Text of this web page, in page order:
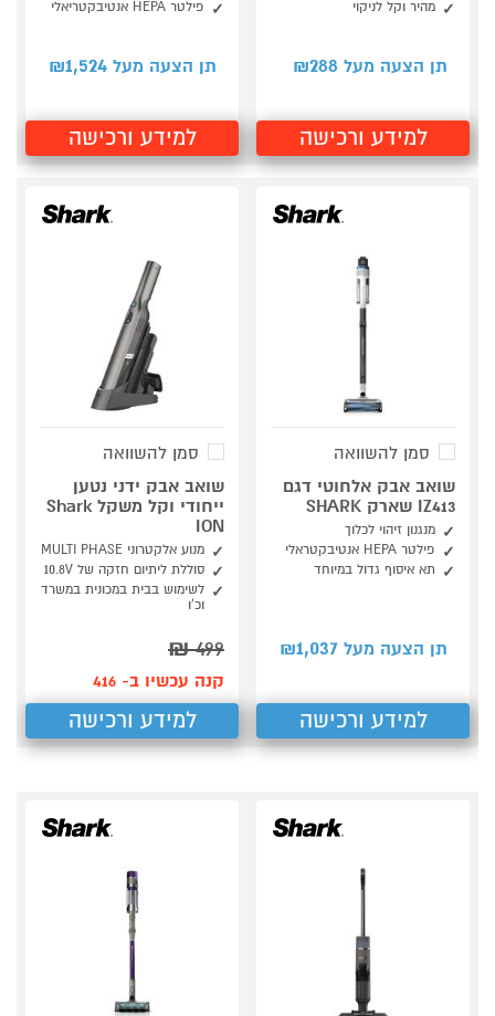
מהיר וקל לניקוי
תן הצעה מעל ₪ 288
למידע ורכישה
פילטר HEPA אנטיבקטריאלי
תן הצעה מעל ₪ 1,524
למידע ורכישה
סמן להשוואה
שואב אבק אלחוטי דגם
IZ413 שארק SHARK
מנגנון זיהוי לכלוך
פילטר HEPA אנטיבקטראלי
תא איסוף גדול במיוחד
תן הצעה מעל ₪ 1,037
למידע ורכישה
סמן להשוואה
שואב אבק ידני נטען
ייחודי וקל משקל Shark
ION
מנוע אלקטרוני MULTI PHASE
סוללת ליתיום חזקה של 10.8V
לשימוש בבית במכונית במשרד
וכ'ו
499
₪
קנה עכשיו ב- 416
למידע ורכישה